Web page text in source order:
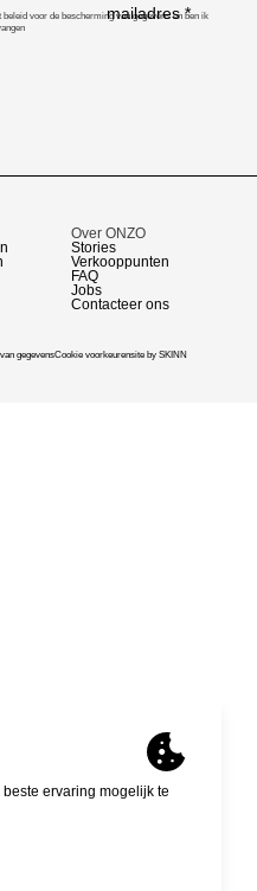
mailadres*
voor de bescherming van gegevens en ben ik
Over ONZO
Stories
Verkooppunten
FAQ
Jobs
Contacteer ons
gegevensCookie voorkeurensite by SKINN